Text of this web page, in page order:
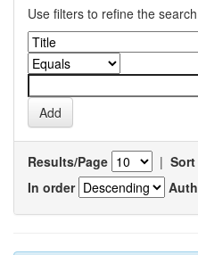
Use filters to refine the
Results/Page |
In order